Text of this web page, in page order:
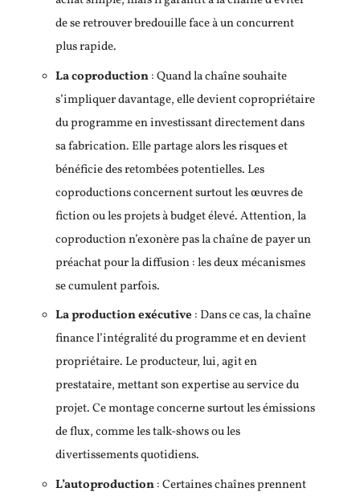
de se retrouver bredouille face à un concurrent
plus rapide.
La coproduction: Quand la chaîne souhaite
s’impliquer davantage, elle devient copropriétaire
du programme en investissant directement dans
sa fabrication. Elle partage alors les risques et
bénéficie des retombées potentielles. Les
coproductions concernent surtout les œuvres de
fiction ou les projets à budget élevé. Attention, la
coproduction n’exonère pas la chaîne de payer un
préachat pour la diffusion : les deux mécanismes
se cumulent parfois.
La production exécutive : Dans ce cas, la chaîne
finance l’intégralité du programme et en devient
propriétaire. Le producteur, lui, agit en
prestataire, mettant son expertise au service du
projet. Ce montage concerne surtout les émissions
de flux, comme les talk-shows ou les
divertissements quotidiens.
L’autoproduction: Certaines chaînes prennent